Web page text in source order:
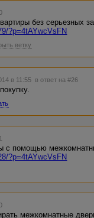
без серьезных
?p=4tAYwcVsFN
ветку
в 11:55 в ответ на #26
с помощью
?p=4tAYwcVsFN
межкомнатные